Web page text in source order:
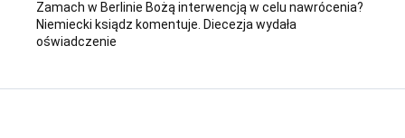
Zamach w Berlinie Bożą interwencją w celu nawrócenia?
Niemiecki ksiądz komentuje. Diecezja wydała
oświadczenie